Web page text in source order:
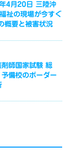
4月20日 三陸沖
祉の現場が今すぐ
概要と被害状況
剤師国家試験 総
備校のボーダー